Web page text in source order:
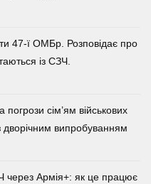
47-ї ОМБр. Розповідає про
із СЗЧ.
погрози сім’ям військових
дворічним випробуванням
через Армія+: як це працює